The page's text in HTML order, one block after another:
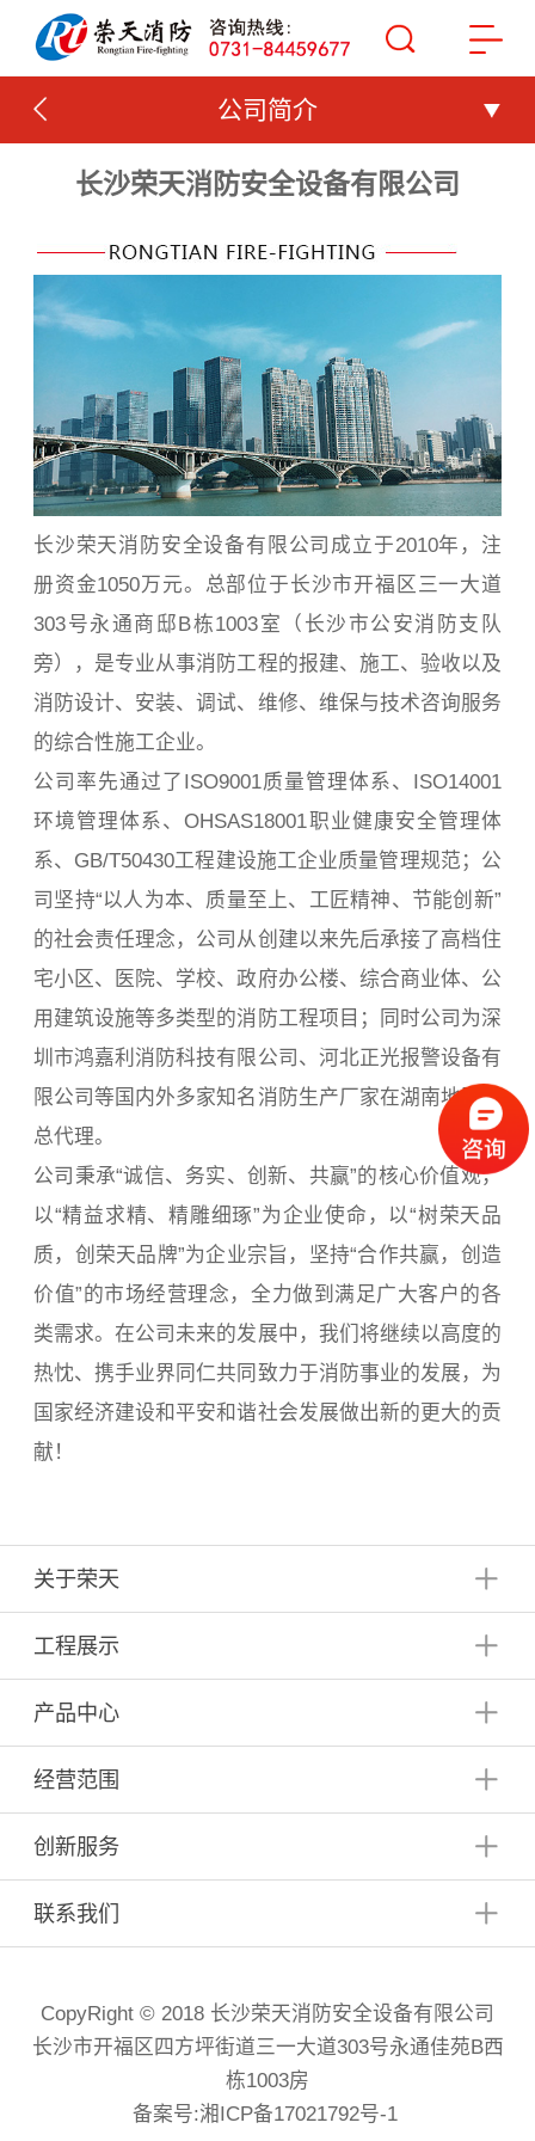
公司简介
长沙荣天消防安全设备有限公司
长沙荣天消防安全设备有限公司成立于2010年，注
册资金1050万元。总部位于长沙市开福区三一大道
303号永通商邸B栋1003室（长沙市公安消防支队
旁），是专业从事消防工程的报建、施工、验收以及
消防设计、安装、调试、维修、维保与技术咨询服务
的综合性施工企业。
公司率先通过了ISO9001质量管理体系、ISO14001
环境管理体系、OHSAS18001职业健康安全管理体
系、GB/T50430工程建设施工企业质量管理规范；公
司坚持“以人为本、质量至上、工匠精神、节能创新”
的社会责任理念，公司从创建以来先后承接了高档住
宅小区、医院、学校、政府办公楼、综合商业体、公
用建筑设施等多类型的消防工程项目；同时公司为深
圳市鸿嘉利消防科技有限公司、河北正光报警设备有
限公司等国内外多家知名消防生产厂家在湖南地区的
总代理。
公司秉承“诚信、务实、创新、共赢”的核心价值观，
以“精益求精、精雕细琢”为企业使命，以“树荣天品
质，创荣天品牌”为企业宗旨，坚持“合作共赢，创造
价值”的市场经营理念，全力做到满足广大客户的各
类需求。在公司未来的发展中，我们将继续以高度的
热忱、携手业界同仁共同致力于消防事业的发展，为
国家经济建设和平安和谐社会发展做出新的更大的贡
献！
关于荣天
工程展示
产品中心
经营范围
创新服务
联系我们
CopyRight © 2018 长沙荣天消防安全设备有限公司
长沙市开福区四方坪街道三一大道303号永通佳苑B西
栋1003房
备案号:湘ICP备17021792号-1